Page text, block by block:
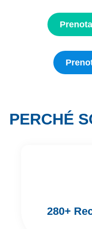
PERCHÉ
280+